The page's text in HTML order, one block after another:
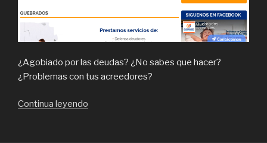
¿Agobiado por las deudas? ¿No sabes que hacer?
¿Problemas con tus acreedores?
Continua leyendo